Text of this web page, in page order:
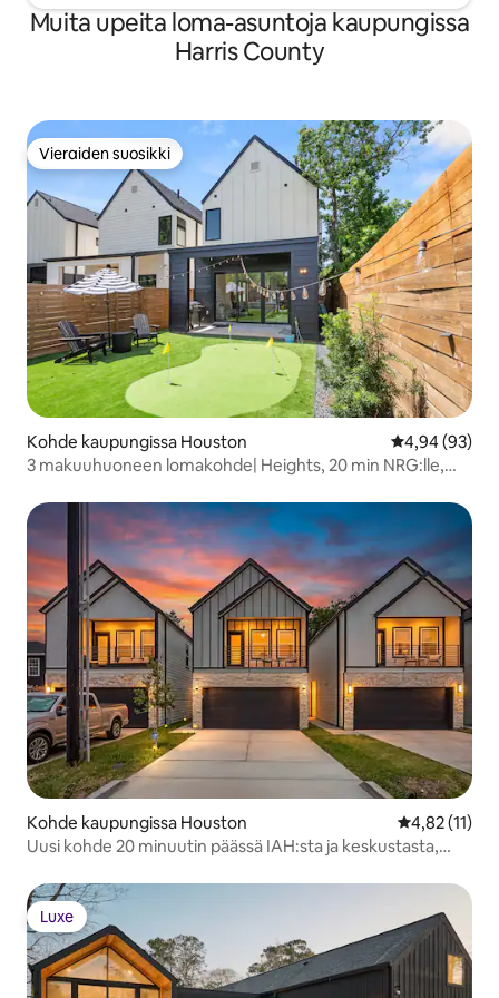
Muita upeita loma-asuntoja kaupungissa
Harris County
Vieraiden suosikki
Vieraiden suosikki
Kohde kaupungissa Houston
4,94 (93)
3 makuuhuoneen lomakohde| Heights, 20 min NRG:lle,
Kohde kaupungissa Houston
4,82 (11)
Uusi kohde 20 minuutin päässä IAH:sta ja keskustasta,
Luxe
Luxe